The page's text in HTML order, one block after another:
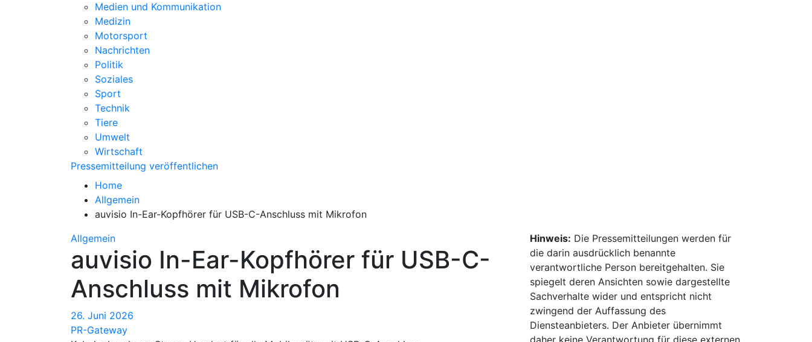
Medien und Kommunikation
Medizin
Motorsport
Nachrichten
Politik
Soziales
Sport
Technik
Tiere
Umwelt
Wirtschaft
Pressemitteilung veröffentlichen
Home
Allgemein
auvisio In-Ear-Kopfhörer für USB-C-Anschluss mit Mikrofon
Allgemein
auvisio In-Ear-Kopfhörer für USB-C-
Anschluss mit Mikrofon
26. Juni 2026
PR-Gateway
Hinweis: Die Pressemitteilungen werden für
die darin ausdrücklich benannte
verantwortliche Person bereitgehalten. Sie
spiegelt deren Ansichten sowie dargestellte
Sachverhalte wider und entspricht nicht
zwingend der Auffassung des
Diensteanbieters. Der Anbieter übernimmt
daher keine Verantwortung für diese externen